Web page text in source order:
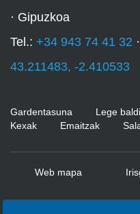
· Gipuzkoa
Tel.: +34 943 74 41 32 ·
43.211483, -2.410533
Gardentasuna Lege
Kexak
Emaitzak
Web mapa